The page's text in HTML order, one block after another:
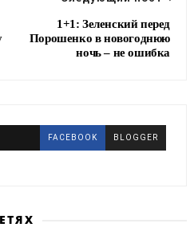
1+1: Зеленский перед
Порошенко в новогоднюю
ночь – не ошибка
FACEBOOK BLOGGER